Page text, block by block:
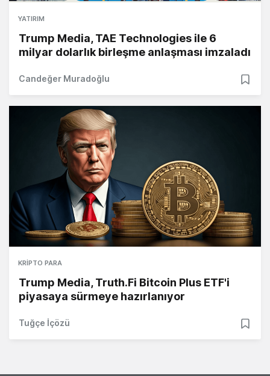
YATIRIM
Trump Media, TAE Technologies ile 6
milyar dolarlık birleşme anlaşması imzaladı
Candeğer Muradoğlu
KRIPTO PARA
Trump Media, Truth.Fi Bitcoin Plus ETF'i
piyasaya sürmeye hazırlanıyor
Tuğçe İçözü